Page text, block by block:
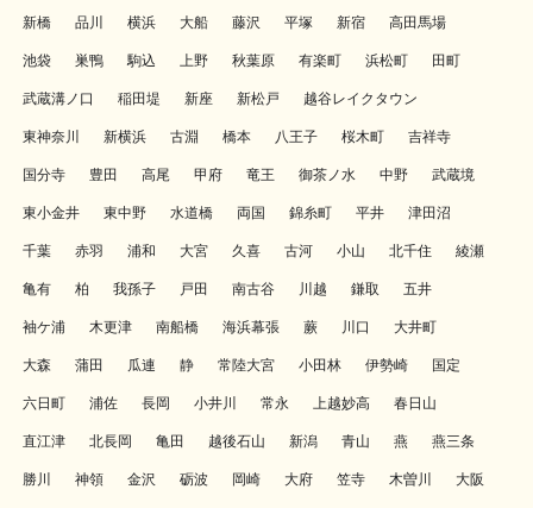
新橋 品川 横浜 大船 藤沢 平塚 新宿 高田馬場
池袋 巣鴨 駒込 上野 秋葉原 有楽町 浜松町 田町
武蔵溝ノ口 稲田堤 新座 新松戸 越谷レイクタウン
東神奈川 新横浜 古淵 橋本 八王子 桜木町 吉祥寺
国分寺 豊田 高尾 甲府 竜王 御茶ノ水 中野 武蔵境
東小金井 東中野 水道橋 両国 錦糸町 平井 津田沼
千葉 赤羽 浦和 大宮 久喜 古河 小山 北千住 綾瀬
亀有 柏 我孫子 戸田 南古谷 川越 鎌取 五井
袖ケ浦 木更津 南船橋 海浜幕張 蕨 川口 大井町
大森 蒲田 瓜連 静 常陸大宮 小田林 伊勢崎 国定
六日町 浦佐 長岡 小井川 常永 上越妙高 春日山
直江津 北長岡 亀田 越後石山 新潟 青山 燕 燕三条
勝川 神領 金沢 砺波 岡崎 大府 笠寺 木曽川 大阪